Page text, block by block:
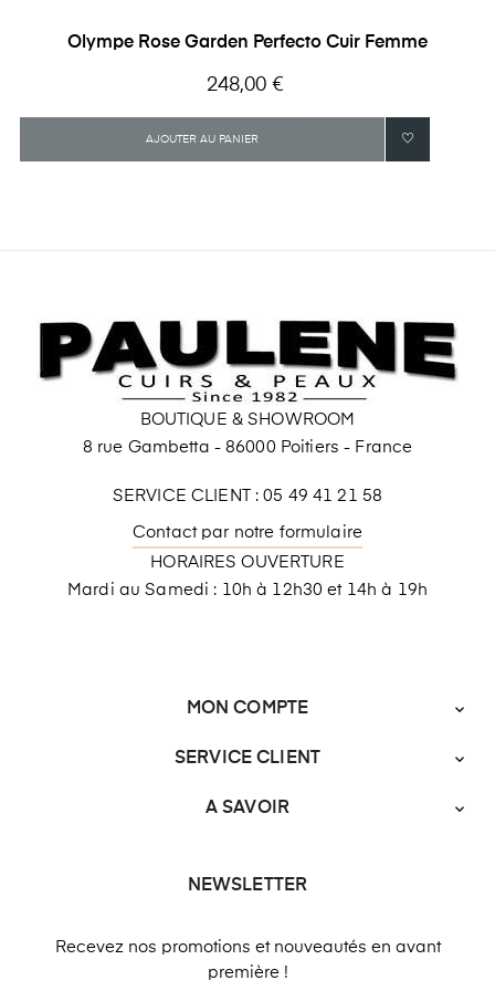
Olympe Rose Garden Perfecto Cuir Femme
Prix
248,00 €
AJOUTER AU PANIER
BOUTIQUE & SHOWROOM
8 rue Gambetta - 86000 Poitiers - France
SERVICE CLIENT : 05 49 41 21 58
Contact par notre formulaire
HORAIRES OUVERTURE
Mardi au Samedi : 10h à 12h30 et 14h à 19h
MON COMPTE 
SERVICE CLIENT 
A SAVOIR 
NEWSLETTER
Recevez nos promotions et nouveautés en avant
première !